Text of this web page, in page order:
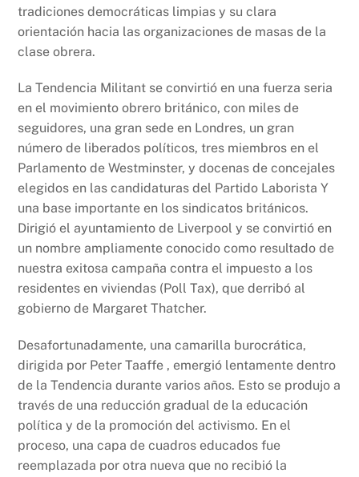
tradiciones democráticas limpias y su clara
orientación hacia las organizaciones de masas de la
clase obrera.
La Tendencia Militant se convirtió en una fuerza seria
en el movimiento obrero británico, con miles de
seguidores, una gran sede en Londres, un gran
número de liberados políticos, tres miembros en el
Parlamento de Westminster, y docenas de concejales
elegidos en las candidaturas del Partido Laborista Y
una base importante en los sindicatos británicos.
Dirigió el ayuntamiento de Liverpool y se convirtió en
un nombre ampliamente conocido como resultado de
nuestra exitosa campaña contra el impuesto a los
residentes en viviendas (Poll Tax), que derribó al
gobierno de Margaret Thatcher.
Desafortunadamente, una camarilla burocrática,
dirigida por Peter Taaffe , emergió lentamente dentro
de la Tendencia durante varios años. Esto se produjo a
través de una reducción gradual de la educación
política y de la promoción del activismo. En el
proceso, una capa de cuadros educados fue
reemplazada por otra nueva que no recibió la